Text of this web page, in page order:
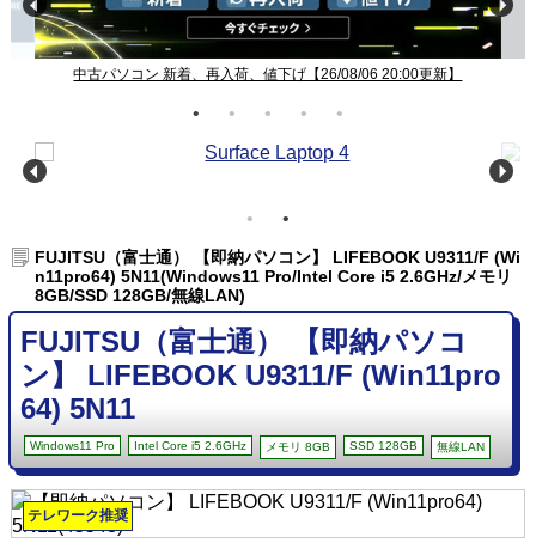
中古パソコン 新着、再入荷、値下げ【26/08/06 20:00更新】
FUJITSU（富士通） 【即納パソコン】 LIFEBOOK U9311/F (Wi
n11pro64) 5N11(Windows11 Pro/Intel Core i5 2.6GHz/メモリ
8GB/SSD 128GB/無線LAN)
FUJITSU（富士通） 【即納パソコ
ン】 LIFEBOOK U9311/F (Win11pro
64) 5N11
Windows11 Pro Intel Core i5 2.6GHz メモリ 8GB SSD 128GB 無線LAN
テレワーク推奨